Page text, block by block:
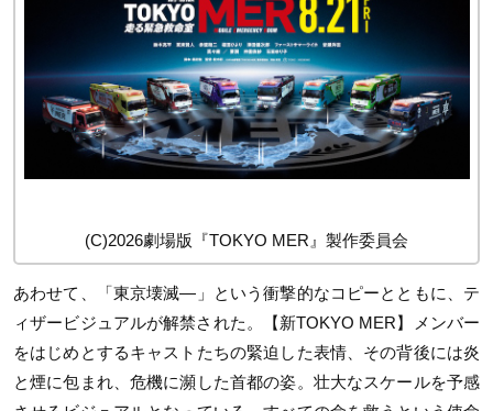
(C)2026劇場版『TOKYO MER』製作委員会
あわせて、「東京壊滅―」という衝撃的なコピーとともに、テ
ィザービジュアルが解禁された。【新TOKYO MER】メンバー
をはじめとするキャストたちの緊迫した表情、その背後には炎
と煙に包まれ、危機に瀕した首都の姿。壮大なスケールを予感